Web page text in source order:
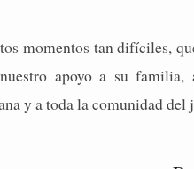
momentos tan difíciles,
apoyo a su familia,
y a toda la comunidad